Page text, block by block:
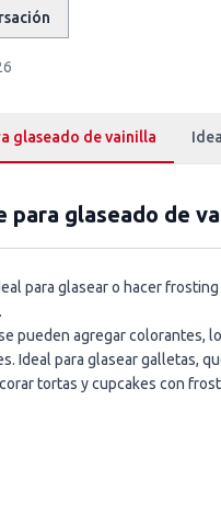
glaseado de vainilla
para glaseado de
para glasear o hacer frosting
pueden agregar colorantes,
Ideal para glasear galletas,
tortas y cupcakes con